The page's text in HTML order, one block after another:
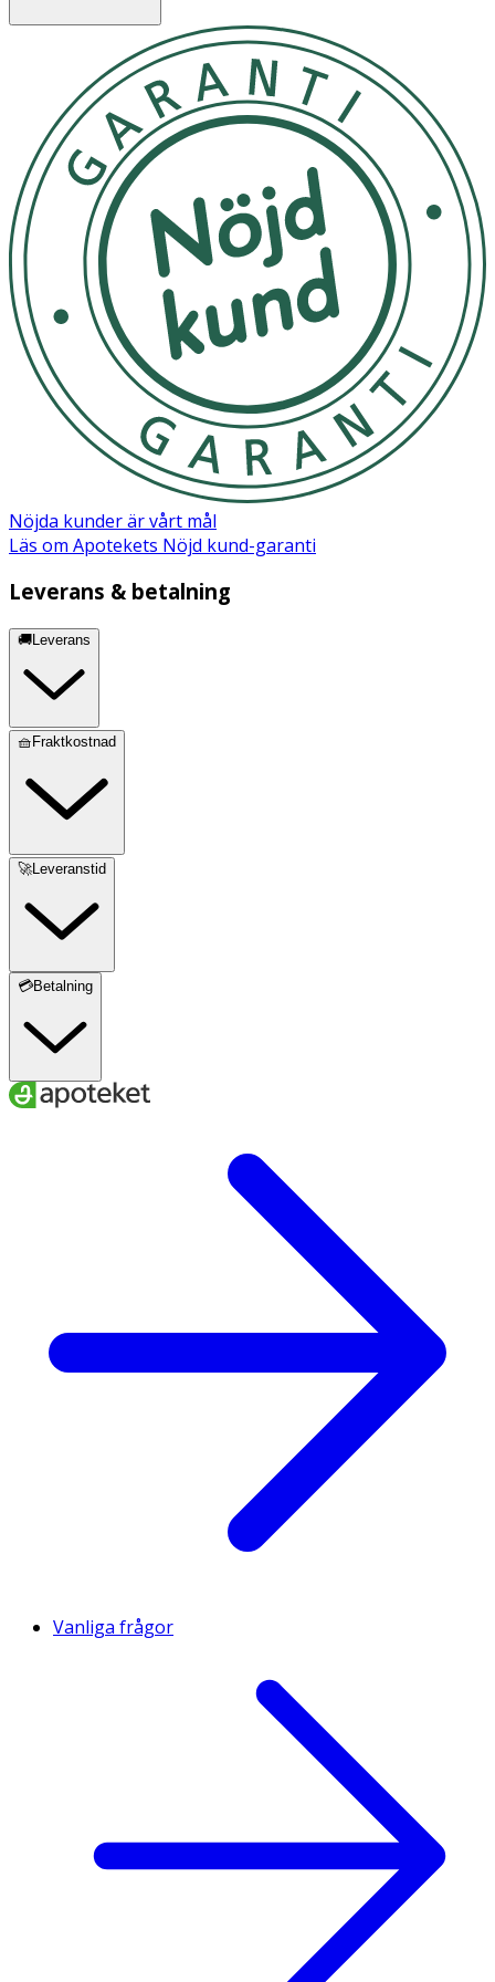
Gränssnittet i din LELO DOT kan vara låst. Håll nere + och
- i 3 sekunder. Tryck och håll inne (())-knappen för att
starta den. Tryck på (())-knappen för att växla mellan 8
lägen. Använd knapparna + och - för att öka eller minska
intensiteten. Tryck och håll inne (())-knappen för att
stänga av.
Förvaras i medföljande påse
OK för gravida och ammande:
Nej
Ingredienser:
Kroppssäker silikon, ABS
Nöjda kunder är vårt mål
Läs om Apotekets Nöjd kund-garanti
Leverans & betalning
🚚Leverans
🧺Fraktkostnad
🚀Leveranstid
💳Betalning
Vanliga frågor